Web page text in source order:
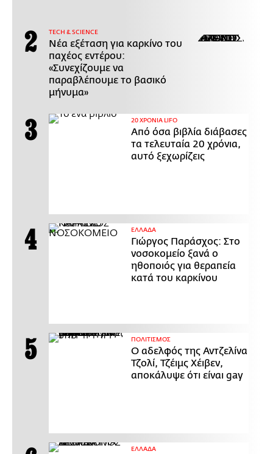
ΤECH & SCIENCE
Νέα εξέταση για καρκίνο του
παχέος εντέρου:
«Συνεχίζουμε να
παραβλέπουμε το βασικό
μήνυμα»
20 ΧΡΟΝΙΑ LIFO
Από όσα βιβλία διάβασες
τα τελευταία 20 χρόνια,
αυτό ξεχωρίζεις
ΕΛΛΑΔΑ
Γιώργος Παράσχος: Στο
νοσοκομείο ξανά ο
ηθοποιός για θεραπεία
κατά του καρκίνου
ΠΟΛΙΤΙΣΜΟΣ
Ο αδελφός της Αντζελίνα
Τζολί, Τζέιμς Χέιβεν,
αποκάλυψε ότι είναι gay
ΕΛΛΑΔΑ